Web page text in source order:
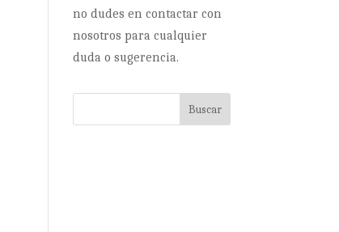
no dudes en contactar con
nosotros para cualquier
duda o sugerencia.